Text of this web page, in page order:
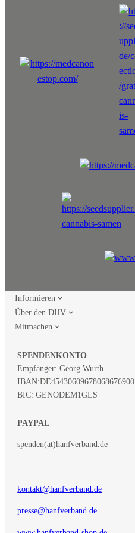
Informieren
Über den DHV
Mitmachen
SPENDENKONTO
Empfänger: Georg Wurth
IBAN:DE45430609678068676900
BIC: GENODEM1GLS
PAYPAL
spenden(at)hanfverband.de
kontakt@hanfverband.de
presse@hanfverband.de